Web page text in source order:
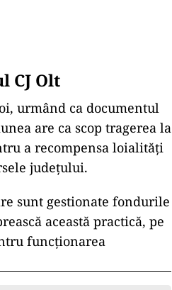
CJ Olt
urmând ca documentul
are ca scop tragerea la
a recompensa loialități
județului.
sunt gestionate fondurile
această practică, pe
funcționarea